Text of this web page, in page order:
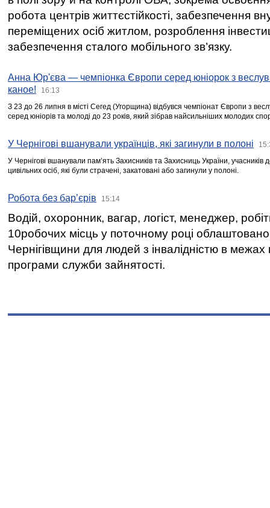
робота центрів життєстійкості, забезпечення
переміщених осіб житлом, розроблення
забезпечення сталого мобільного зв’язку.
Анна Юр'єва — чемпіонка Європи серед юніорок з
каное!
16:13
З 23 до 26 липня в місті Сегед (Угорщина) відбувся чемпіонат Європи з
серед юніорів та молоді до 23 років, який зібрав найсильніших молодих
У Чернігові вшанували українців, які загинули в полоні
У Чернігові вшанували пам’ять Захисників та Захисниць України,
цивільних осіб, які були страчені, закатовані або загинули у полоні.
Робота без бар’єрів 15:14
Водій, охоронник, вагар, логіст, менеджер,
10робочих місць у поточному році
Чернігівщини для людей з інвалідністю в межах
програми служби зайнятості.